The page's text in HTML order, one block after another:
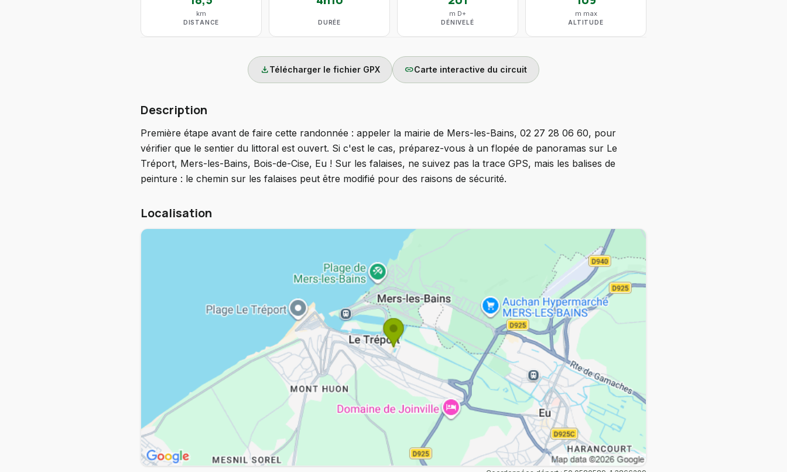
km
DISTANCE DURÉE
m D+
DÉNIVELÉ
m max
ALTITUDE
downloadTélécharger le fichier GPX linkCarte interactive du circuit
Description
Première étape avant de faire cette randonnée : appeler la mairie de Mers-les-Bains, 02 27 28 06 60, pour
vérifier que le sentier du littoral est ouvert. Si c'est le cas, préparez-vous à un flopée de panoramas sur Le
Tréport, Mers-les-Bains, Bois-de-Cise, Eu ! Sur les falaises, ne suivez pas la trace GPS, mais les balises de
peinture : le chemin sur les falaises peut être modifié pour des raisons de sécurité.
Localisation